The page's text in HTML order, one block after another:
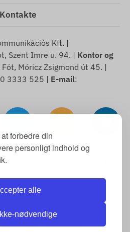
forbedre din
personligt indhold og
alle
nødvendige
Kontakte
Kft. |
Szent Imre u. 94. | Kontor og
Móricz Zsigmond út 45. |
3333 525 | E-mail:
Communications Ltd., Alle
dollar
på fortrydelsesformular
-Almindelige